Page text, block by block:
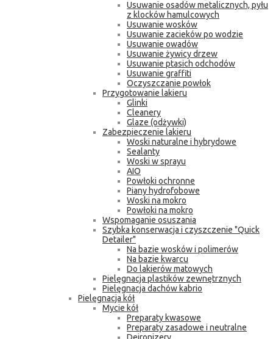
Usuwanie osadów metalicznych, pyłu
z klocków hamulcowych
Usuwanie wosków
Usuwanie zacieków po wodzie
Usuwanie owadów
Usuwanie żywicy drzew
Usuwanie ptasich odchodów
Usuwanie graffiti
Oczyszczanie powłok
Przygotowanie lakieru
Glinki
Cleanery
Glaze (odżywki)
Zabezpieczenie lakieru
Woski naturalne i hybrydowe
Sealanty
Woski w sprayu
AIO
Powłoki ochronne
Piany hydrofobowe
Woski na mokro
Powłoki na mokro
Wspomaganie osuszania
Szybka konserwacja i czyszczenie "Quick
Detailer"
Na bazie wosków i polimerów
Na bazie kwarcu
Do lakierów matowych
Pielęgnacja plastików zewnętrznych
Pielęgnacja dachów kabrio
Pielęgnacja kół
Mycie kół
Preparaty kwasowe
Preparaty zasadowe i neutralne